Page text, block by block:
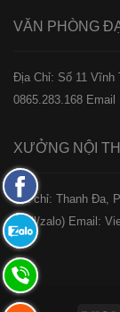
VĂN PHÒNG
Địa Chỉ: Số 11 Vĩnh
0865.283.168 Email
XƯỞNG NỘI
️Địa chỉ: Thanh Đa,
(Call/zalo) Email:
Fanpage
Facebook
Zalo:
0865.283.168
Hotline:
0865.283.168